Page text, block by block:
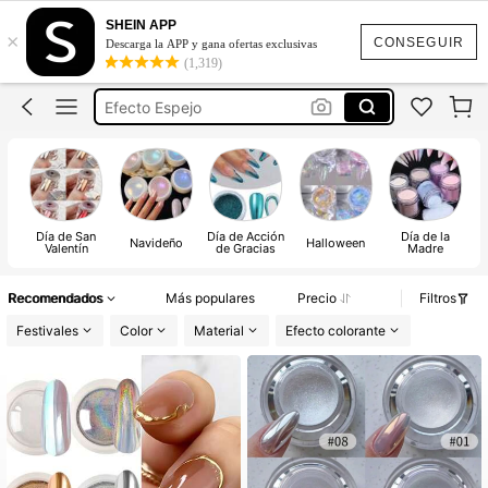
CONSEGUIR
×
SHEIN APP
Descarga la APP y gana ofertas exclusivas
(1,319)
Efecto Aurora
Uñas
Efecto Espejo
Efectos Para Uña
Efecto Aurora
Uñas
Día de San
Valentín Navideño Día de Acción
de Gracias Halloween Día de la
Madre
Recomendados Más populares Precio
Filtros
Festivales
Color Material Efecto colorante